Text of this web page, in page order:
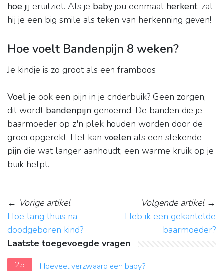
hoe jij eruitziet. Als je baby jou eenmaal herkent, zal
hij je een big smile als teken van herkenning geven!
Hoe voelt Bandenpijn 8 weken?
Je kindje is zo groot als een framboos
Voel je ook een pijn in je onderbuik? Geen zorgen,
dit wordt bandenpijn genoemd. De banden die je
baarmoeder op z'n plek houden worden door de
groei opgerekt. Het kan voelen als een stekende
pijn die wat langer aanhoudt; een warme kruik op je
buik helpt.
← Vorige artikel
Hoe lang thuis na
doodgeboren kind?
Volgende artikel→
Heb ik een gekantelde
baarmoeder?
Laatste toegevoegde vragen
25
Hoeveel verzwaard een baby?